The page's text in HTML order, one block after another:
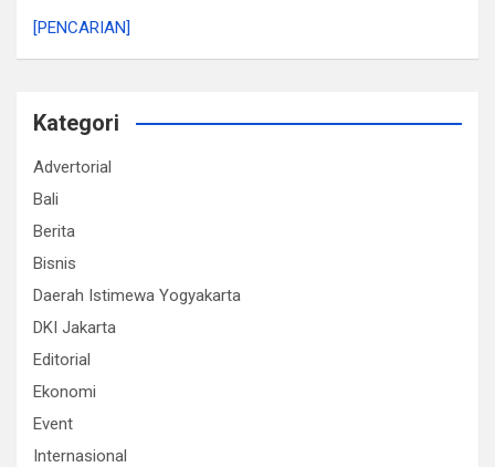
[PENCARIAN]
Kategori
Advertorial
Bali
Berita
Bisnis
Daerah Istimewa Yogyakarta
DKI Jakarta
Editorial
Ekonomi
Event
Internasional